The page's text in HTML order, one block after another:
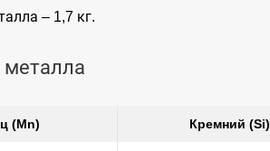
– 1,7 кг.
(Mn) Кремний (Si)